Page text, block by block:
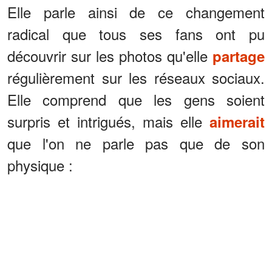
Elle parle ainsi de ce changement
radical que tous ses fans ont pu
découvrir sur les photos qu'elle partage
régulièrement sur les réseaux sociaux.
Elle comprend que les gens soient
surpris et intrigués, mais elle aimerait
que l'on ne parle pas que de son
physique :